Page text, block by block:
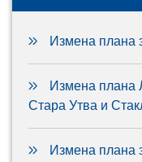
Измена
Измена плана
Стара Утва и
Измена плана